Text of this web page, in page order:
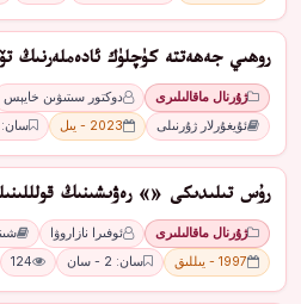
روﮬﯩﻲ ﺟﻪﮬﻪﺗﺘﻪ ﻛﯜﭼﻠﯜﻙ ﺋﺎدەﻣﻠﻪرﻧﯩﯔ
ژۇرنال ماقالىلىرى ﺩﻭﻛﺘﻮﺭ ﺳﯩﺘﯩﯟﯨﻦ ﺧﺎﻳﯧﺲ
ئۇيغۇرلار ژۇرنىلى
2023 - يىل سان: 11 - سان
رۇس تىلىدىكى «» رەۋىشىنىڭ
ژۇرنال ماقالىلىرى ئوفىرا نازاروۋا
1997 - يىللىق
سان: 2 - سان 124